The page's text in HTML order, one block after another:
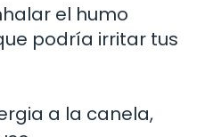
el humo
podría irritar tus
a la canela,